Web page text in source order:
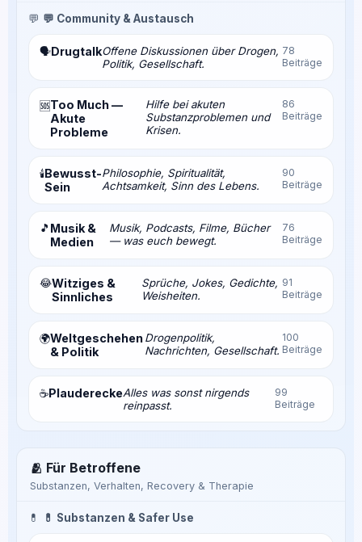
💬 💬 Community & Austausch
🗣️DrugtalkOffene Diskussionen über Drogen,
Politik, Gesellschaft.
78
Beiträge
🆘Too Much —
Akute
Probleme
Hilfe bei akuten
Substanzproblemen und
Krisen.
86
Beiträge
🕯️Bewusst-
Sein
Philosophie, Spiritualität,
Achtsamkeit, Sinn des Lebens.
90
Beiträge
🎵 Musik &
Medien
Musik, Podcasts, Filme, Bücher
— was euch bewegt.
76
Beiträge
😂Witziges &
Sinnliches
Sprüche, Jokes, Gedichte,
Weisheiten.
91
Beiträge
🌍Weltgeschehen
& Politik
Drogenpolitik,
Nachrichten, Gesellschaft.
100
Beiträge
☕PlaudereckeAlles was sonst nirgends
reinpasst.
99
Beiträge
🫂 Für Betroffene
Substanzen, Verhalten, Recovery & Therapie
💊 💊 Substanzen & Safer Use